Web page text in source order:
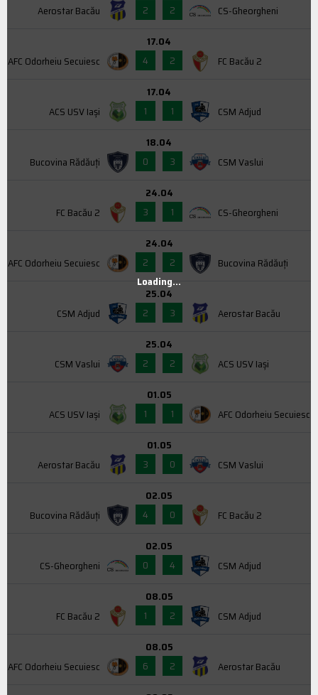
Aerostar Bacău
2
2 CS-Gheorgheni
AFC Odorheiu Secuiesc
17.04
4
2 FC Bacău 2
ACS USV Iaşi
17.04
1
1 CSM Adjud
Bucovina Rădăuți
18.04
0
3 CSM Vaslui
FC Bacău 2
24.04
3
1 CS-Gheorgheni
AFC Odorheiu Secuiesc
24.04
2
2 Bucovina Rădăuți
CSM Adjud
25.04
2
3 Aerostar Bacău
CSM Vaslui
25.04
2
2 ACS USV Iaşi
ACS USV Iaşi
01.05
1
1 AFC Odorheiu Secuiesc
Aerostar Bacău
01.05
3
0 CSM Vaslui
Bucovina Rădăuți
02.05
4
0 FC Bacău 2
CS-Gheorgheni
02.05
0
4 CSM Adjud
FC Bacău 2
08.05
1
2 CSM Adjud
AFC Odorheiu Secuiesc
08.05
6
2 Aerostar Bacău
Loading...